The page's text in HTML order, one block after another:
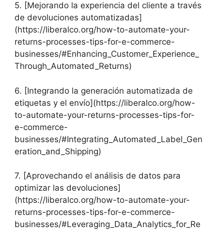
5. [Mejorando la experiencia del cliente a través
de devoluciones automatizadas]
(https://liberalco.org/how-to-automate-your-
returns-processes-tips-for-e-commerce-
businesses/#Enhancing_Customer_Experience_
Through_Automated_Returns)
6. [Integrando la generación automatizada de
etiquetas y el envío](https://liberalco.org/how-
to-automate-your-returns-processes-tips-for-
e-commerce-
businesses/#Integrating_Automated_Label_Gen
eration_and_Shipping)
7. [Aprovechando el análisis de datos para
optimizar las devoluciones]
(https://liberalco.org/how-to-automate-your-
returns-processes-tips-for-e-commerce-
businesses/#Leveraging_Data_Analytics_for_Re